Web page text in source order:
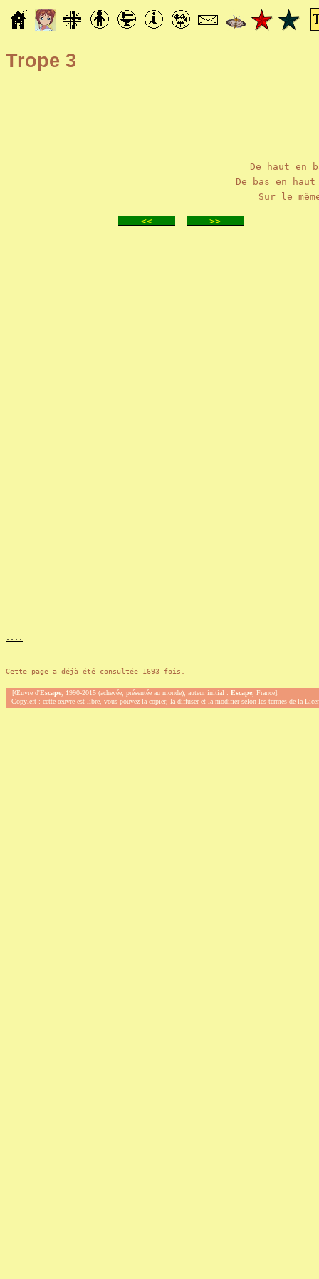
Trope 3
De haut en
De bas en
Sur le
<< >>
Cette page a déjà été consultée 1693 fois.
[Œuvre d'Escape, 1990-2015 (achevée, présentée au monde), auteur initial :Escape, France].
Copyleft : cette œuvre est libre, vous pouvez la copier, la diffuser et la modifier selon les termes de la